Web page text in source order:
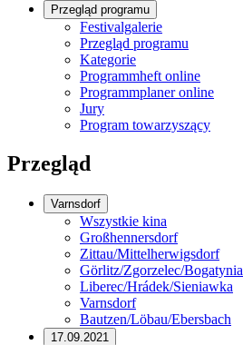
Przegląd programu
Festivalgalerie
Przegląd programu
Kategorie
Programmheft online
Programmplaner online
Jury
Program towarzyszący
Przegląd
Varnsdorf
Wszystkie kina
Großhennersdorf
Zittau/Mittelherwigsdorf
Görlitz/Zgorzelec/Bogatynia
Liberec/Hrádek/Sieniawka
Varnsdorf
Bautzen/Löbau/Ebersbach
17.09.2021